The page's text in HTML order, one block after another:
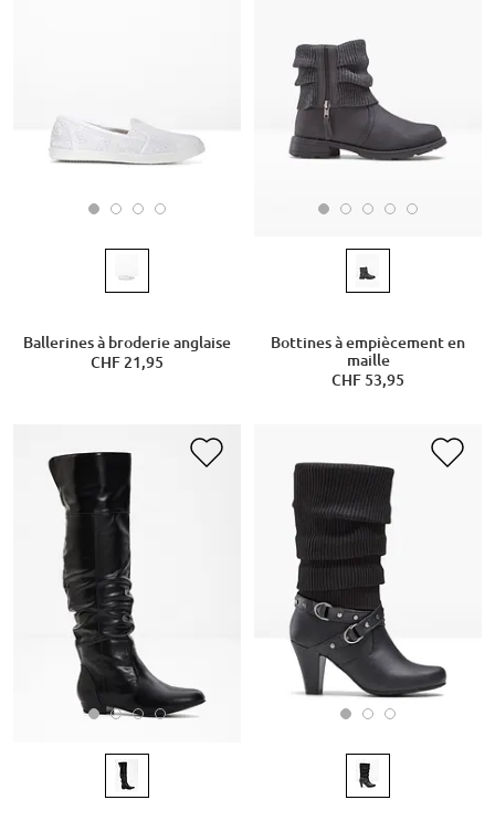
Ballerines à broderie anglaise
CHF 21,95
Bottines à empiècement en
maille
CHF 53,95